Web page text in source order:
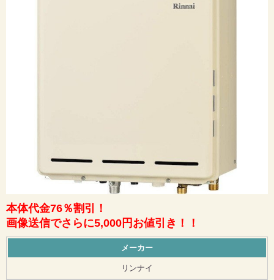
本体代金76％割引！
画像送信でさらに5,000円お値引き！！
メーカー
リンナイ